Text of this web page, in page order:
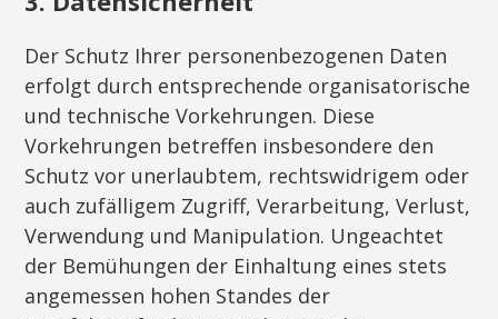
Der Schutz Ihrer personenbezogenen Daten
erfolgt durch entsprechende organisatorische
und technische Vorkehrungen. Diese
Vorkehrungen betreffen insbesondere den
Schutz vor unerlaubtem, rechtswidrigem oder
auch zufälligem Zugriff, Verarbeitung, Verlust,
Verwendung und Manipulation. Ungeachtet
der Bemühungen der Einhaltung eines stets
angemessen hohen Standes der